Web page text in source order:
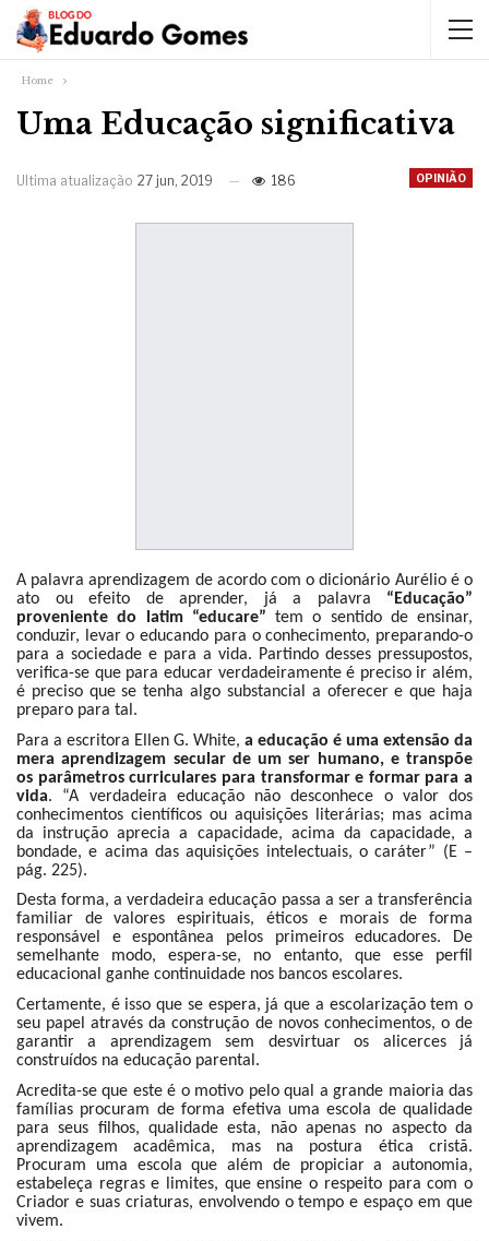
Home
Uma Educação significativa
OPINIÃO
Ultima atualização 27 jun, 2019 186
A palavra aprendizagem de acordo com o dicionário Aurélio é o
ato ou efeito de aprender, já a palavra “Educação”
proveniente do latim “educare” tem o sentido de ensinar,
conduzir, levar o educando para o conhecimento, preparando-o
para a sociedade e para a vida. Partindo desses pressupostos,
verifica-se que para educar verdadeiramente é preciso ir além,
é preciso que se tenha algo substancial a oferecer e que haja
preparo para tal.
Para a escritora Ellen G. White, a educação é uma extensão da
mera aprendizagem secular de um ser humano, e transpõe
os parâmetros curriculares para transformar e formar para a
vida. “A verdadeira educação não desconhece o valor dos
conhecimentos científicos ou aquisições literárias; mas acima
da instrução aprecia a capacidade, acima da capacidade, a
bondade, e acima das aquisições intelectuais, o caráter” (E –
pág. 225).
Desta forma, a verdadeira educação passa a ser a transferência
familiar de valores espirituais, éticos e morais de forma
responsável e espontânea pelos primeiros educadores. De
semelhante modo, espera-se, no entanto, que esse perfil
educacional ganhe continuidade nos bancos escolares.
Certamente, é isso que se espera, já que a escolarização tem o
seu papel através da construção de novos conhecimentos, o de
garantir a aprendizagem sem desvirtuar os alicerces já
construídos na educação parental.
Acredita-se que este é o motivo pelo qual a grande maioria das
famílias procuram de forma efetiva uma escola de qualidade
para seus filhos, qualidade esta, não apenas no aspecto da
aprendizagem acadêmica, mas na postura ética cristã.
Procuram uma escola que além de propiciar a autonomia,
estabeleça regras e limites, que ensine o respeito para com o
Criador e suas criaturas, envolvendo o tempo e espaço em que
vivem.